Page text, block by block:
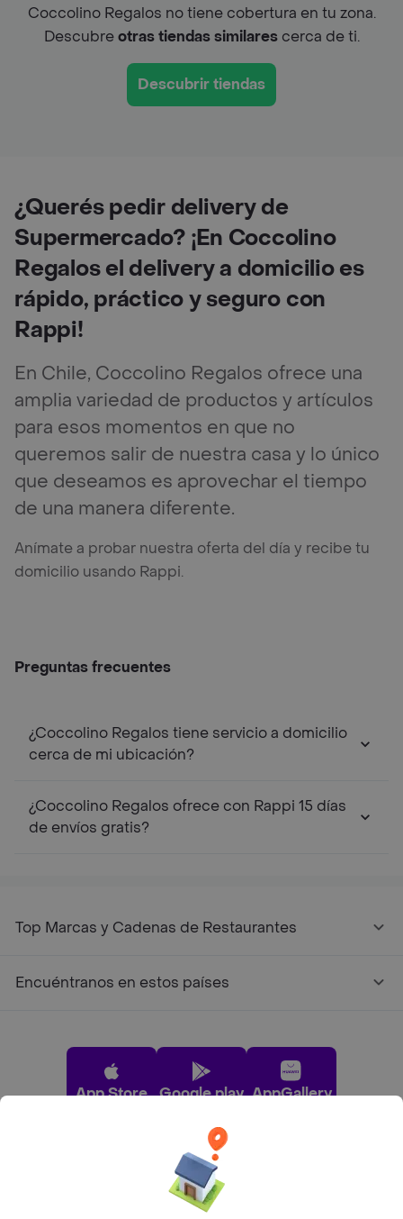
Coccolino Regalos no tiene cobertura en tu zona.
Descubreotras tiendas similarescerca de ti.
Descubrir tiendas
¿Querés pedir delivery de
Supermercado? ¡En Coccolino
Regalos el delivery a domicilio es
rápido, práctico y seguro con
Rappi!
En Chile, Coccolino Regalos ofrece una
amplia variedad de productos y artículos
para esos momentos en que no
queremos salir de nuestra casa y lo único
que deseamos es aprovechar el tiempo
de una manera diferente.
Anímate a probar nuestra oferta del día y recibe tu
domicilio usando Rappi.
Preguntas frecuentes
¿Coccolino Regalos tiene servicio a domicilio
cerca de mi ubicación?
¿Coccolino Regalos ofrece con Rappi 15 días
de envíos gratis?
Top Marcas y Cadenas de Restaurantes
Encuéntranos en estos países
App Store Google play AppGallery
Pide tu comida favorita cerca de ti